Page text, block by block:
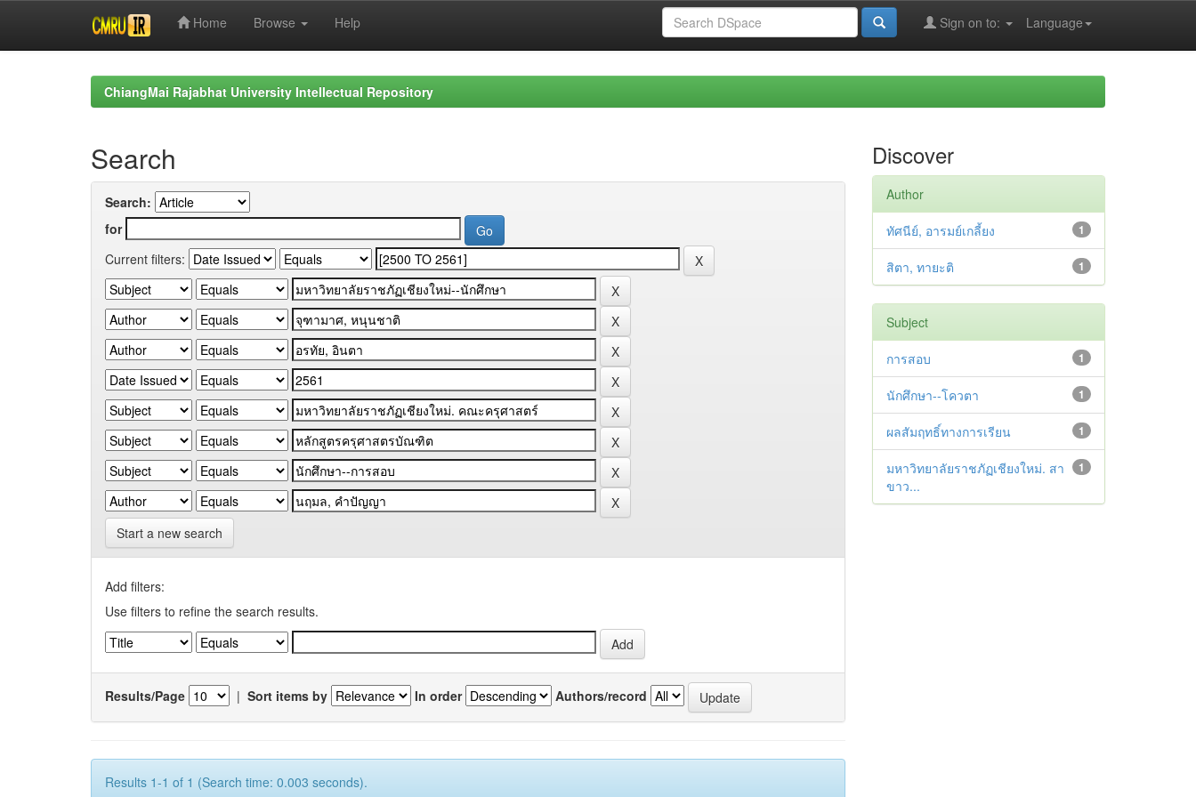
Home Browse Help Language
Sign on to:
ChiangMai Rajabhat University Intellectual Repository
Search
Search:
for
Current filters:
Start a new search
Add filters:
Use filters to refine the search results.
Results/Page | Sort items by In order Authors/record
Results 1-1 of 1 (Search time: 0.003 seconds).
Discover
Author
1
ทัศนีย์, อารมย์เกลี้ยง
1
สิตา, ทายะติ
Subject
1
การสอบ
1
นักศึกษา--โควตา
1
ผลสัมฤทธิ์ทางการเรียน
1
มหาวิทยาลัยราชภัฏเชียงใหม่. สา
ขาว...